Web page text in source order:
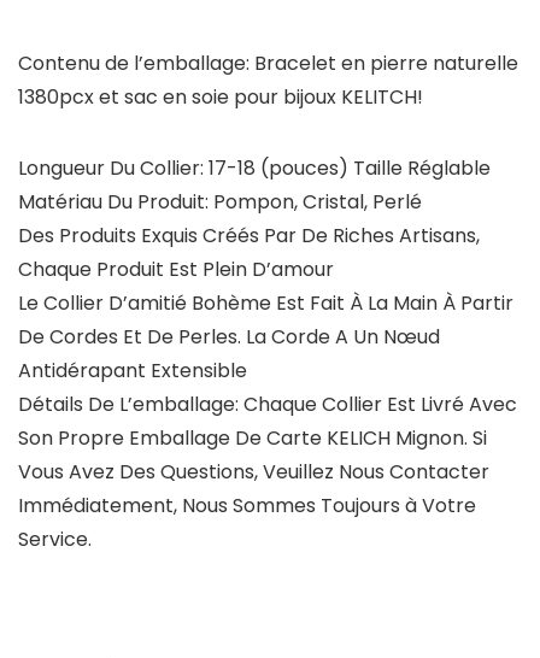
Contenu de l’emballage: Bracelet en pierre naturelle
1380pcx et sac en soie pour bijoux KELITCH!
Longueur Du Collier: 17-18 (pouces) Taille Réglable
Matériau Du Produit: Pompon, Cristal, Perlé
Des Produits Exquis Créés Par De Riches Artisans,
Chaque Produit Est Plein D’amour
Le Collier D’amitié Bohème Est Fait À La Main À Partir
De Cordes Et De Perles. La Corde A Un Nœud
Antidérapant Extensible
Détails De L’emballage: Chaque Collier Est Livré Avec
Son Propre Emballage De Carte KELICH Mignon. Si
Vous Avez Des Questions, Veuillez Nous Contacter
Immédiatement, Nous Sommes Toujours à Votre
Service.